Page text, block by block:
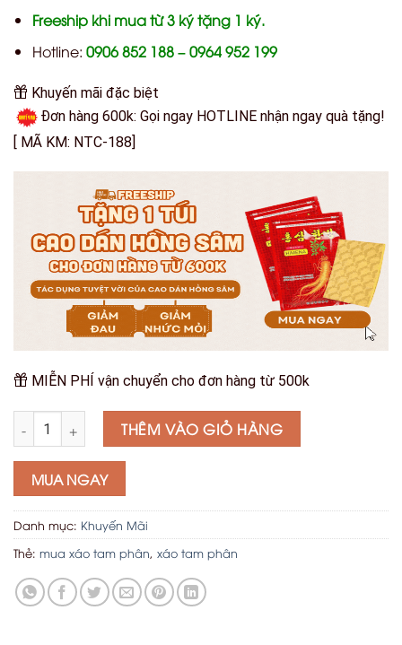
Freeship khi mua từ 3 ký tặng 1 ký.
Hotline: 0906 852 188 – 0964 952 199
Khuyến mãi đặc biệt
Đơn hàng 600k: Gọi ngay HOTLINE nhận ngay quà tặng!
[ MÃ KM: NTC-188]
MIỄN PHÍ vận chuyển cho đơn hàng từ 500k
(5Kg) - Xáo Tam Phân (Thái lát ) - Mua 5Kg Tặng 2Kg số lượng
THÊM VÀO GIỎ HÀNG
MUA NGAY
Danh mục: Khuyến Mãi
Thẻ: mua xáo tam phân, xáo tam phân